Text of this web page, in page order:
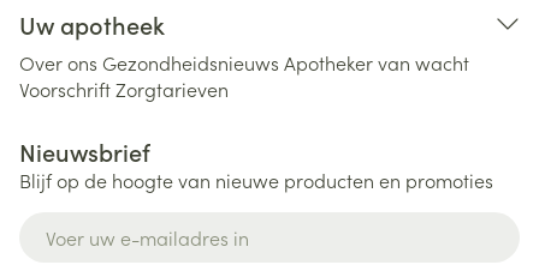
Uw apotheek
Over ons Gezondheidsnieuws Apotheker van wacht
VoorschriftZorgtarieven
Nieuwsbrief
Blijf op de hoogte van nieuwe producten en promoties